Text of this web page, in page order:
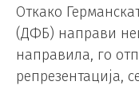
Откако
(ДФБ) направи
направила, го
репрезентација,